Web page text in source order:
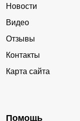
Новости
Видео
Отзывы
Контакты
Карта сайта
Помощь